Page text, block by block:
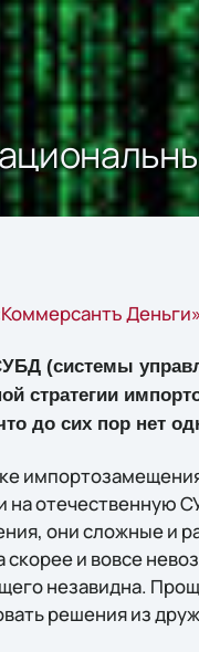
(системы
стратегии
до сих пор нет
на отечественную
они сложные и
скорее и вовсе
незавидна.
решения из